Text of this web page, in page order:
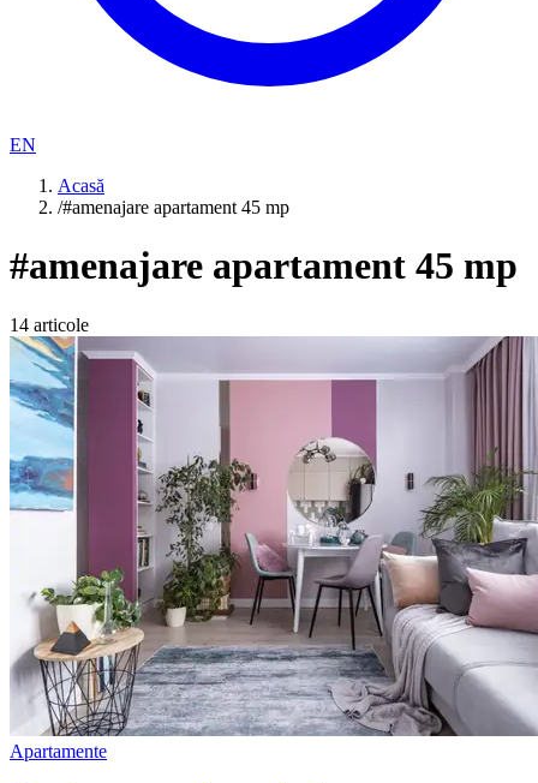
EN
Acasă
/#amenajare apartament 45 mp
#amenajare apartament 45 mp
14 articole
Apartamente